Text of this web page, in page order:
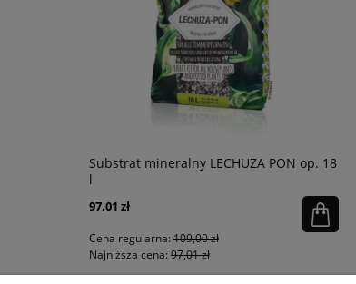
Substrat mineralny LECHUZA PON op. 18
97,01 zł
Cena regularna:109,00 zł
Najniższa cena:97,01 zł